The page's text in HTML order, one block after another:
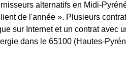
alternatifs en Midi-
de l'année ». Plusieurs
sur Internet et un contrat avec
dans le 65100 (Hautes-